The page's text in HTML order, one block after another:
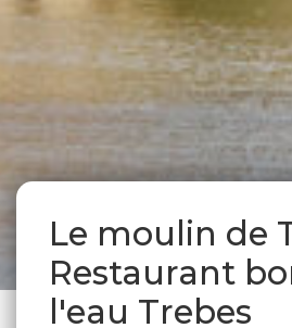
Le moulin de
Restaurant
l'eau Trebes